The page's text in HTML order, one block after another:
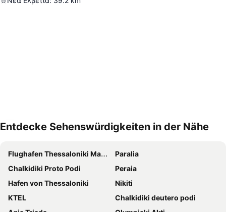
Entdecke Sehenswürdigkeiten in der Nähe
Flughafen Thessaloniki Macedonia
Paralia
Chalkidiki Proto Podi
Peraia
Hafen von Thessaloniki
Nikiti
KTEL
Chalkidiki deutero podi